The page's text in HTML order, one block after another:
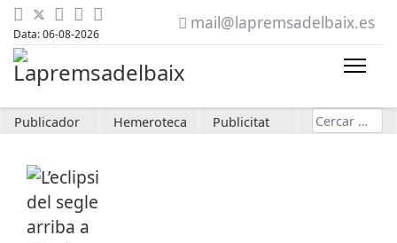
Data: 06-08-2026
mail@lapremsadelbaix.es
Publicador Hemeroteca Publicitat Cerca